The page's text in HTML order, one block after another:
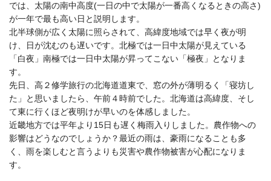
では、太陽の南中高度(一日の中で太陽が一番高くなるときの高さ)
が一年で最も高い日と説明します。
北半球側が広く太陽に照らされて、 高緯度地域では早く夜が明
け、日が沈むのも遅いです。 北極では一日中太陽が見えている
「白夜」南極では一日中太陽が昇ってこない「極夜」となりま
す。
先日、高２修学旅行の北海道道東で、窓の外が薄明るく「寝坊し
た」と思いましたら、午前４時前でした。北海道は高緯度、そし
て東に行くほど夜明けが早いのを体感しました。
近畿地方では平年より15日も遅く梅雨入りしました。農作物への
影響はどうなのでしょうか？最近の雨は、豪雨になることも多
く、雨を楽しむと言うよりも災害や農作物被害が心配になりま
す。